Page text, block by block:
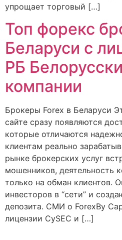
упрощает торговый […]
Топ форекс
Беларуси с
РБ
компании
Брокеры Forex в Беларуси
сайте сразу появляются
которые отличаются
клиентам реально
рынке брокерских услуг
мошенников, деятельность
только на обман клиентов.
инвесторов в “сети” и
депозита. СМИ о ForexBy
лицензии CySEC и […]